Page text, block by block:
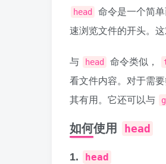
head
命令是一个简
速浏览文件的开头。
与 head 命令类似，
看文件内容。对于需
其有用。它还可以与
如何使用 head
1. head